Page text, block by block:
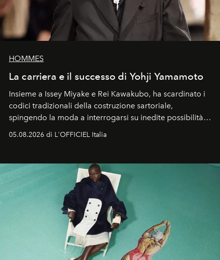
HOMMES
La carriera e il successo di Yohji Yamamoto
Insieme a Issey Miyake e Rei Kawakubo, ha scardinato i
codici tradizionali della costruzione sartoriale,
spingendo la moda a interrogarsi su inedite possibilità
formali e a ridefinire il concetto stesso di silhouette.
un’impronta indelebile nella storia della moda.
05.08.2026 di L'OFFICIEL Italia